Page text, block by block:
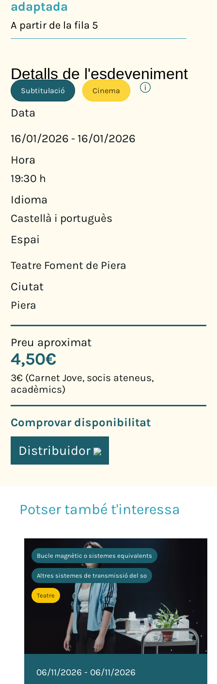
adaptada
A partir de la fila 5
Detalls de l'esdeveniment
Subtitulació Cinema
Data
16/01/2026 - 16/01/2026
Hora
19:30 h
Idioma
Castellà i portuguès
Espai
Teatre Foment de Piera
Ciutat
Piera
Preu aproximat
4,50€
3€ (Carnet Jove, socis ateneus,
acadèmics)
Comprovar disponibilitat
Distribuidor
Bucle magnètic o sistemes equivalents
Altres sistemes de transmissió del so
Teatre
06/11/2026 - 06/11/2026